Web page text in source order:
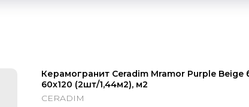
Керамогранит Ceradim Mramor Purple
60x120 (2шт/1,44м2), м2
CERADIM